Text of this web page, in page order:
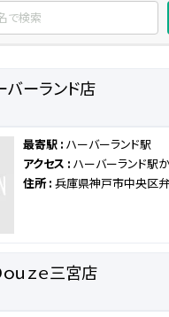
バーランド店
最寄駅 : ハーバーランド駅
アクセス : ハーバーランド駅
住所 : 兵庫県神戸市中央区
ｏｕｚｅ三宮店